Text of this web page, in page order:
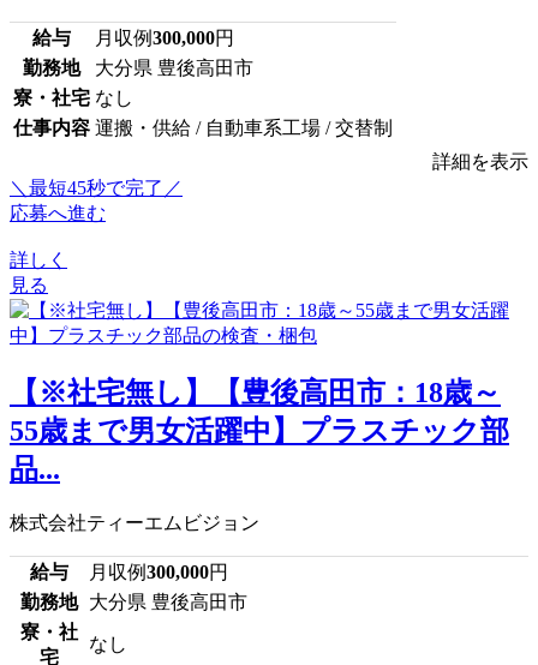
給与 月収例300,000円
勤務地
大分県 豊後高田市
寮・社宅 なし
仕事内容 運搬・供給 / 自動車系工場 / 交替制
詳細を表示
＼最短45秒で完了／
応募へ進む
詳しく
見る
【※社宅無し】【豊後高田市：18歳～
55歳まで男女活躍中】プラスチック部
品...
株式会社ティーエムビジョン
給与 月収例300,000円
勤務地
大分県 豊後高田市
寮・社
宅
なし